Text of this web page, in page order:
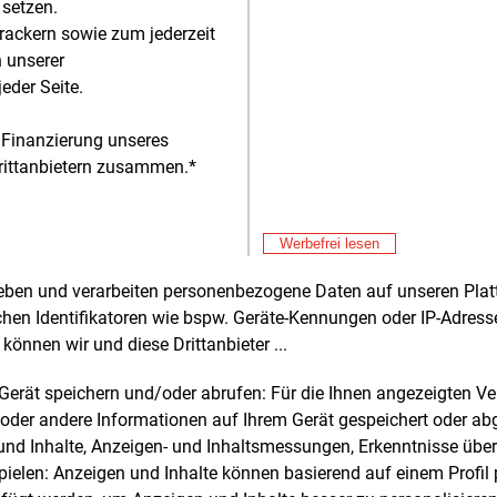
sowie zum jederzeit
unserer
Seite.
unseres
zusammen.*
Werbefrei lesen
und verarbeiten personenbezogene Daten auf unseren
Identifikatoren wie bspw. Geräte-Kennungen oder IP-
wir und diese Drittanbieter ...
speichern und/oder abrufen: Für die Ihnen angezeigten
andere Informationen auf Ihrem Gerät gespeichert oder
Inhalte, Anzeigen- und Inhaltsmessungen, Erkenntnisse
Anzeigen und Inhalte können basierend auf einem Profil
aus Sicht der Nutzer als auch aus
wettbewerblichen
nicht genug Mehrwert
intelligente Messsystem entstehe.
Potenzial durch eine Bündelung zwar
was technisch auch machbar wäre.
noch einen wirtschaftlichen Ansatz.
ist nicht der einzige Meter Asset
der im deutschen Markt für die
Gruppe aktiv ist. Auch die
Macquarie hat erklärt, für den
die Finanzierung und
von intelligenten Messsystemen
Nach eigenen Angaben hatte
E&M
E&M